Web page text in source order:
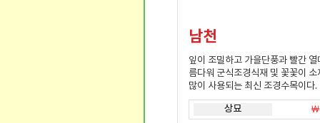
남천
잎이 조밀하고 가을단풍과 빨간 열
름다워 군식조경식재 및 꽃꽃이 소
많이 사용되는 최신 조경수목이다.
상묘